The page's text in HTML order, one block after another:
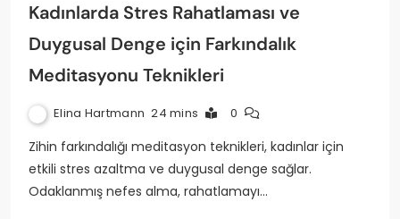
Kadınlarda Stres Rahatlaması ve
Duygusal Denge için Farkındalık
Meditasyonu Teknikleri
Elina Hartmann 24 mins 0
Zihin farkındalığı meditasyon teknikleri, kadınlar için
etkili stres azaltma ve duygusal denge sağlar.
Odaklanmış nefes alma, rahatlamayı…